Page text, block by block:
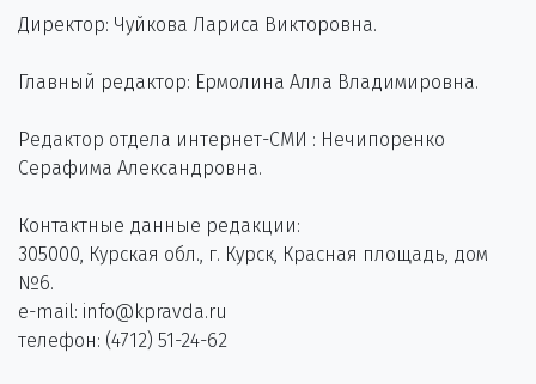
Директор: Чуйкова Лариса Викторовна.
Главный редактор: Ермолина Алла Владимировна.
Редактор отдела интернет-СМИ : Нечипоренко
Серафима Александровна.
Контактные данные редакции:
305000, Курская обл., г. Курск, Красная площадь, дом
№6.
e-mail: info@kpravda.ru
телефон: (4712) 51-24-62